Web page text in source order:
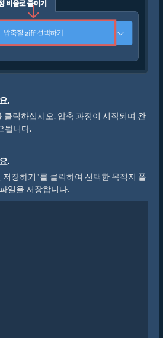
.
클릭하십시오. 압축 과정이 시작되며 완
됩니다.
.
저장하기"를 클릭하여 선택한 목적지 폴
일을 저장합니다.